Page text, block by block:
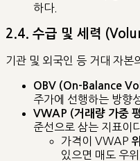
하다.
2.4. 수급 및 세력
기관 및 외국인 등 거대 자본
OBV (On-Balance
주가에 선행하는 방향
VWAP (거래량 가중
준선으로 삼는 지표이
가격이 VWAP 위
있으면 매도 우